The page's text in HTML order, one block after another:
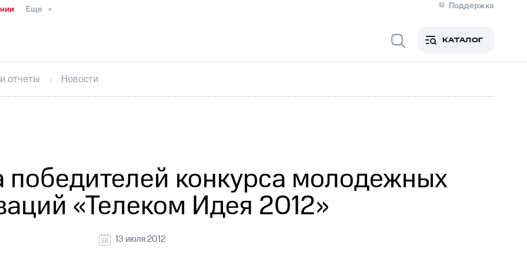
Еще
Поддержка
Медиа-центр
ИнтервьюФинансовая отчетностьКонтактыНовости в регионе
секретарьРаскрытие информации
кабинет акционераАкционерный капиталКонтроль и аудитРынок акций
КАТАЛОГ
отчеты Новости
конкурса молодежных
«Телеком Идея 2012»
13 июля 2012